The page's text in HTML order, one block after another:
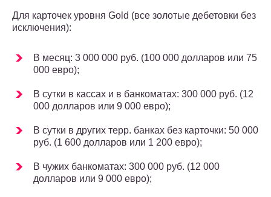
Для карточек уровня Gold (все золотые дебетовки без
исключения):
В месяц: 3 000 000 руб. (100 000 долларов или 75
000 евро);
В сутки в кассах и в банкоматах: 300 000 руб. (12
000 долларов или 9 000 евро);
В сутки в других терр. банках без карточки: 50 000
руб. (1 600 долларов или 1 200 евро);
В чужих банкоматах: 300 000 руб. (12 000
долларов или 9 000 евро);